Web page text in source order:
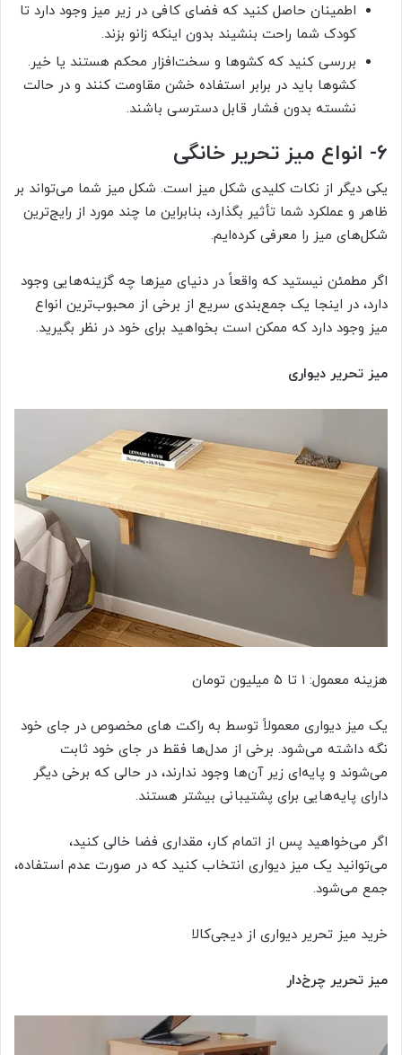
اطمینان حاصل کنید که فضای کافی در زیر میز وجود دارد تا
کودک شما راحت بنشیند بدون اینکه زانو بزند.
بررسی کنید که کشوها و سخت‌افزار محکم هستند یا خیر.
کشوها باید در برابر استفاده خشن مقاومت کنند و در حالت
نشسته بدون فشار قابل دسترسی باشند.
۶- انواع میز تحریر خانگی
یکی دیگر از نکات کلیدی شکل میز است. شکل میز شما می‌تواند بر
ظاهر و عملکرد شما تأثیر بگذارد، بنابراین ما چند مورد از رایج‌ترین
شکل‌های میز را معرفی کرده‌ایم.
اگر مطمئن نیستید که واقعاً در دنیای میزها چه گزینه‌هایی وجود
دارد، در اینجا یک جمع‌بندی سریع از برخی از محبوب‌ترین انواع
میز وجود دارد که ممکن است بخواهید برای خود در نظر بگیرید.
میز تحریر دیواری
هزینه معمول: ۱ تا ۵ میلیون تومان
یک میز دیواری معمولاً توسط به راکت های مخصوص در جای خود
نگه داشته می‌شود. برخی از مدل‌ها فقط در جای خود ثابت
می‌شوند و پایه‌ای زیر آن‌ها وجود ندارند، در حالی که برخی دیگر
دارای پایه‌هایی برای پشتیبانی بیشتر هستند.
اگر می‌خواهید پس از اتمام کار، مقداری فضا خالی کنید،
می‌توانید یک میز دیواری انتخاب کنید که در صورت عدم استفاده،
جمع می‌شود.
خرید میز تحریر دیواری از دیجی‌کالا
میز تحریر چرخ‌دار